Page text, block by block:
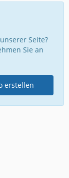
Seite?
Sie an
erstellen